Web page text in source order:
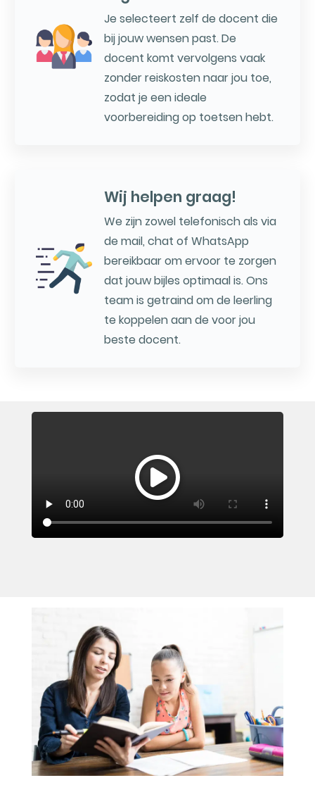
Je selecteert zelf de docent die
bij jouw wensen past. De
docent komt vervolgens vaak
zonder reiskosten naar jou toe,
zodat je een ideale
voorbereiding op toetsen hebt.
Wij helpen graag!
We zijn zowel telefonisch als via
de mail, chat of WhatsApp
bereikbaar om ervoor te zorgen
dat jouw bijles optimaal is. Ons
team is getraind om de leerling
te koppelen aan de voor jou
beste docent.